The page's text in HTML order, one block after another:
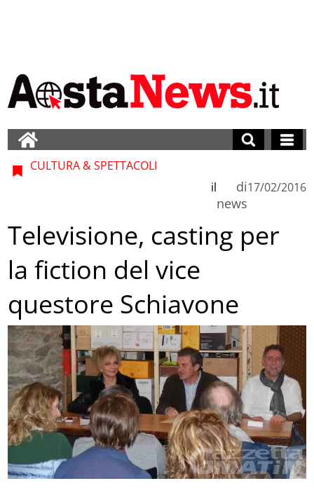
CULTURA & SPETTACOLI
di
news
il 17/02/2016
Televisione, casting per
la fiction del vice
questore Schiavone